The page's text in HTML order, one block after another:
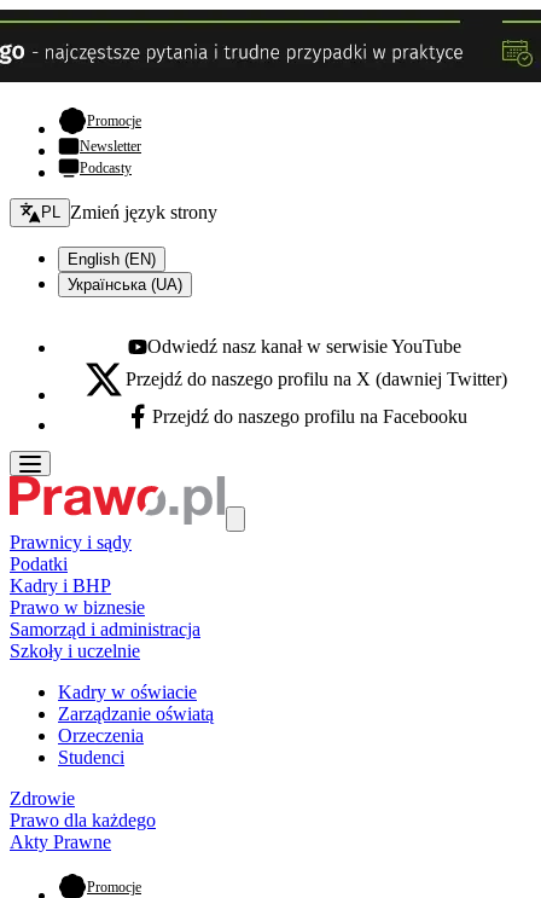
Promocje- otwiera się w nowej karcie
Newsletter
Podcasty
Zmień język - bieżący:
PL Zmień język strony
English (EN)
Українська (UA)
Youtube - otwiera się w nowej karcie
Odwiedź nasz kanał w serwisie YouTube
X - otwiera się w nowej karcie
Przejdź do naszego profilu na X (dawniej Twitter)
Facebook - otwiera się w nowej karcie
Przejdź do naszego profilu na Facebooku
Prawnicy i sądy
Podatki
Kadry i BHP
Prawo w biznesie
Samorząd i administracja
Szkoły i uczelnie
Kadry w oświacie
Zarządzanie oświatą
Orzeczenia
Studenci
Zdrowie
Prawo dla każdego
Akty Prawne
Promocje- otwiera się w nowej karcie